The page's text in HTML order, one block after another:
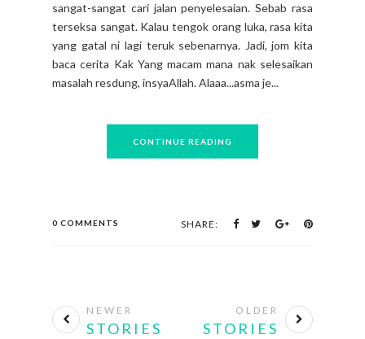
sangat-sangat cari jalan penyelesaian. Sebab rasa
terseksa sangat. Kalau tengok orang luka, rasa kita
yang gatal ni lagi teruk sebenarnya. Jadi, jom kita
baca cerita Kak Yang macam mana nak selesaikan
masalah resdung, insyaAllah. Alaaa...asma je...
CONTINUE READING
0 COMMENTS SHARE:
NEWER
STORIES
OLDER
STORIES